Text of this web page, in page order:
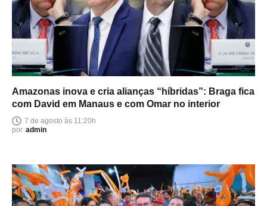
Amazonas inova e cria alianças “híbridas”: Braga fica
com David em Manaus e com Omar no interior
7 de agosto às 11:20h
por admin